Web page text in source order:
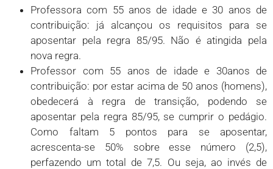
Professora com 55 anos de idade e 30 anos de
contribuição: já alcançou os requisitos para se
aposentar pela regra 85/95. Não é atingida pela
nova regra.
Professor com 55 anos de idade e 30anos de
contribuição: por estar acima de 50 anos (homens),
obedecerá à regra de transição, podendo se
aposentar pela regra 85/95, se cumprir o pedágio.
Como faltam 5 pontos para se aposentar,
acrescenta-se 50% sobre esse número (2,5),
perfazendo um total de 7,5. Ou seja, ao invés de